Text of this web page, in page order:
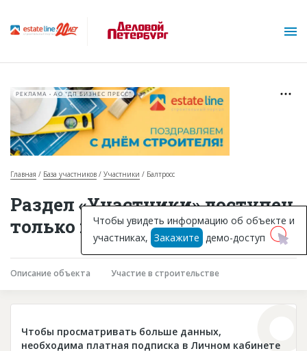
Горячие объекты
База строящихся объектов
Инвестпроекты
Глоссарий
Платные услуги
РЕКЛАМА • АО "ДП БИЗНЕС ПРЕСС"
Главная База участников Участники Балтросс
Раздел «Участники» доступен
только подписчикам
Описание объекта Участие в строительстве
Чтобы просматривать больше данных,
необходима платная подписка в Личном кабинете
Чтобы увидеть информацию об объекте и
участниках, Закажите демо-доступ